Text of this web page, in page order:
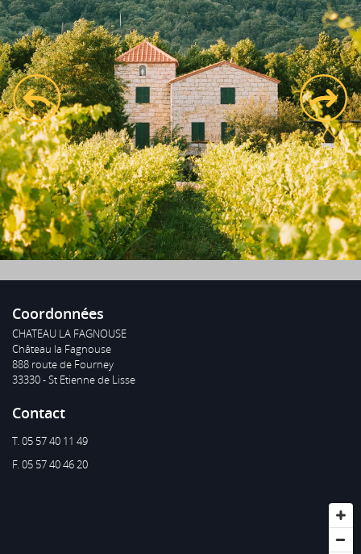
prev next
Coordonnées
CHATEAU LA FAGNOUSE
Château la Fagnouse
888 route de Fourney
33330 - St Etienne de Lisse
Contact
T. 05 57 40 11 49
F. 05 57 40 46 20